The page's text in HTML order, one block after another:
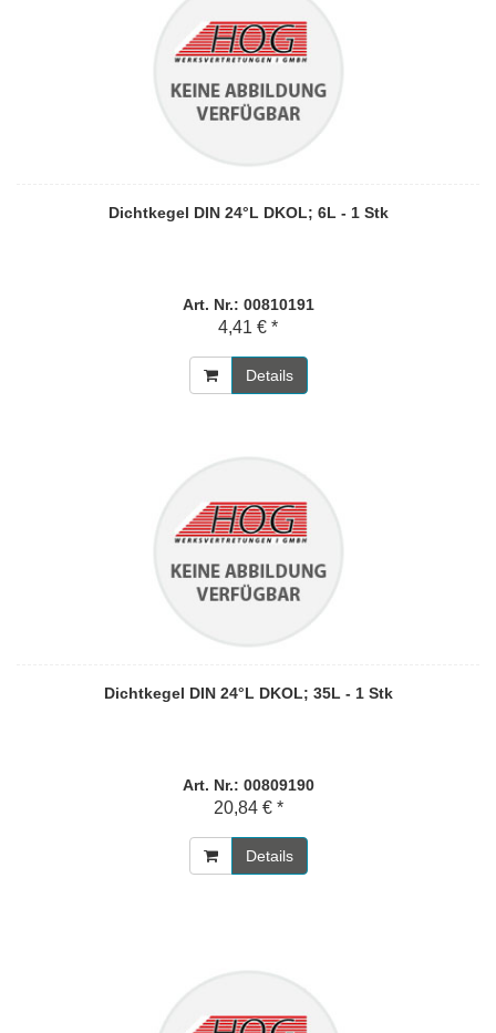
Dichtkegel DIN 24°L DKOL; 6L - 1 Stk
Art. Nr.: 00810191
4,41 € *
Details
Dichtkegel DIN 24°L DKOL; 35L - 1 Stk
Art. Nr.: 00809190
20,84 € *
Details